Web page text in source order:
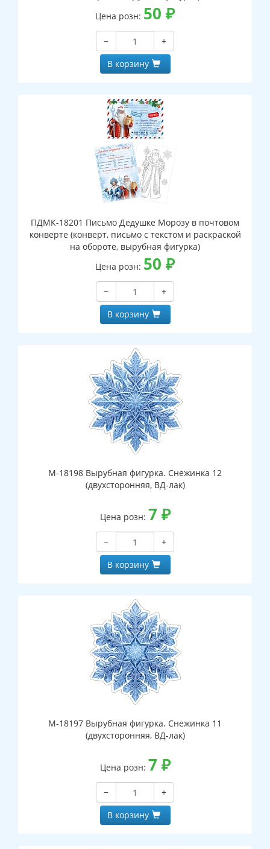
Цена розн: 50 ₽
−
+
В корзину
ПДМК-18201 Письмо Дедушке Морозу в почтовом
конверте (конверт, письмо с текстом и раскраской
на обороте, вырубная фигурка)
Цена розн: 50 ₽
−
+
В корзину
М-18198 Вырубная фигурка. Снежинка 12
(двухсторонняя, ВД-лак)
Цена розн: 7 ₽
−
+
В корзину
М-18197 Вырубная фигурка. Снежинка 11
(двухсторонняя, ВД-лак)
Цена розн: 7 ₽
−
+
В корзину